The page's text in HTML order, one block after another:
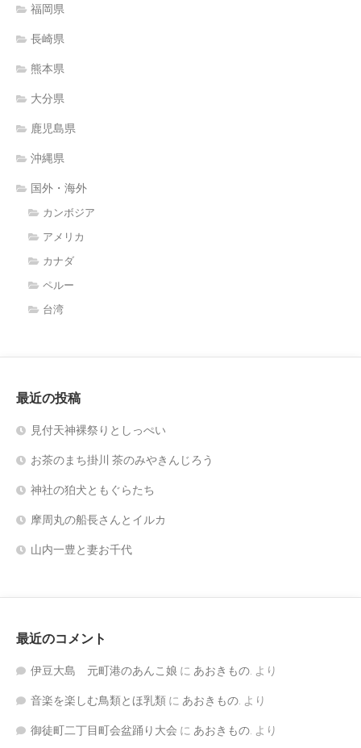
福岡県
長崎県
熊本県
大分県
鹿児島県
沖縄県
国外・海外
カンボジア
アメリカ
カナダ
ペルー
台湾
最近の投稿
見付天神裸祭りとしっぺい
お茶のまち掛川 茶のみやきんじろう
神社の狛犬ともぐらたち
摩周丸の船長さんとイルカ
山内一豊と妻お千代
最近のコメント
伊豆大島 元町港のあんこ娘 に あおきもの. より
音楽を楽しむ鳥類とほ乳類 に あおきもの. より
御徒町二丁目町会盆踊り大会 に あおきもの. より